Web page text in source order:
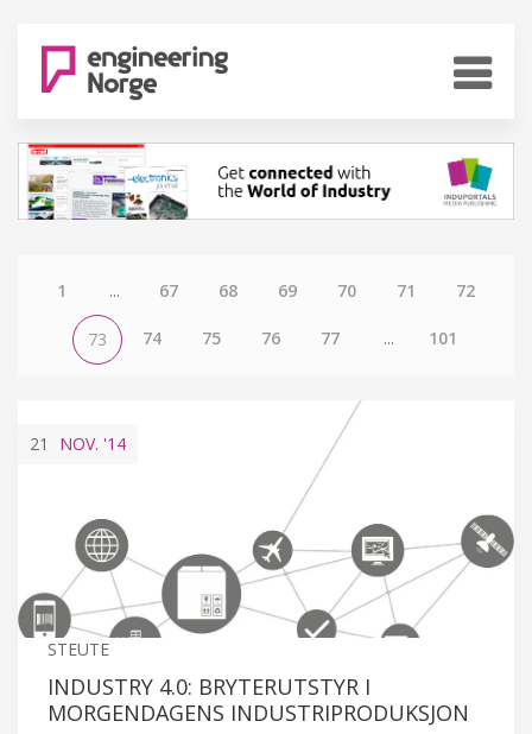
1 ... 67 68 69 70 71 72
73 74 75 76 77 ... 101
21 NOV. '14
STEUTE
INDUSTRY 4.0: BRYTERUTSTYR I
MORGENDAGENS INDUSTRIPRODUKSJON